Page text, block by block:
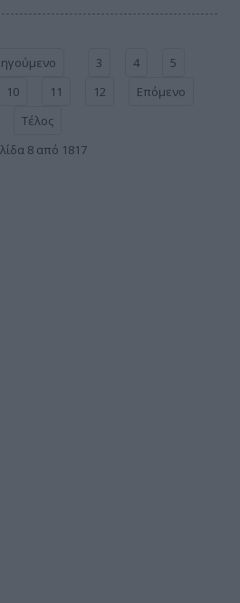
3 4
5
10 11 12
Επόμενο
Τέλος
8 από 1817